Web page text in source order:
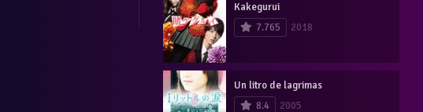
Kakegurui
7.765
2018
Un litro de lagrimas
8.4
2005